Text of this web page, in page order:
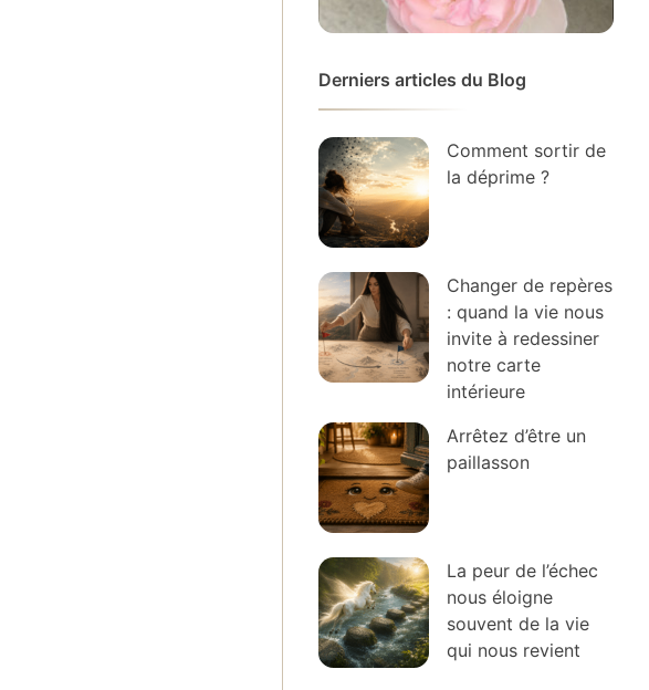
Derniers articles du Blog
Comment sortir de
la déprime ?
Changer de repères
: quand la vie nous
invite à redessiner
notre carte
intérieure
Arrêtez d’être un
paillasson
La peur de l’échec
nous éloigne
souvent de la vie
qui nous revient